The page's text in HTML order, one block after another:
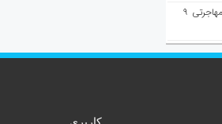
هفته‌نامه مهاجرت/پاسخ به سوالات مهاجرتی ۹